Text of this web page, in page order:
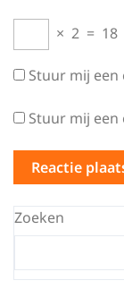
× 2 = 18
Stuur mij een
Stuur mij een
Zoeken